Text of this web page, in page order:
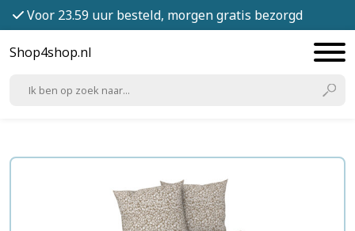
Voor 23.59 uur besteld, morgen gratis bezorgd
Shop4shop.nl